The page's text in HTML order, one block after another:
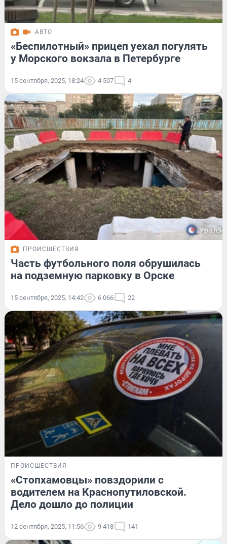
АВТО
«Беспилотный» прицеп уехал погулять
у Морского вокзала в Петербурге
15 сентября, 2025, 18:24 4 507 4
ПРОИСШЕСТВИЯ
Часть футбольного поля обрушилась
на подземную парковку в Орске
15 сентября, 2025, 14:42 6 066 22
ПРОИСШЕСТВИЯ
«Стопхамовцы» повздорили с
водителем на Краснопутиловской.
Дело дошло до полиции
12 сентября, 2025, 11:56 9 418 141